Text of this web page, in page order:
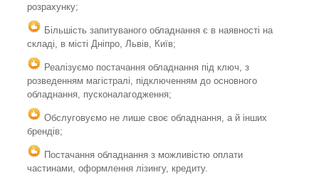
розрахунку;
Більшість запитуваного обладнання є в наявності на
складі, в місті Дніпро, Львів, Київ;
Реалізуємо постачання обладнання під ключ, з
розведенням магістралі, підключенням до основного
обладнання, пусконалагодження;
Обслуговуємо не лише своє обладнання, а й інших
брендів;
Постачання обладнання з можливістю оплати
частинами, оформлення лізингу, кредиту.